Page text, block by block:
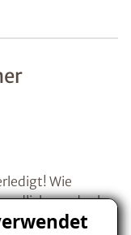
Er hat mich
erklärt.
gearbeitet. Beide
sich Zeit
und dem
und kann
Wie
und sehr
verstehen!